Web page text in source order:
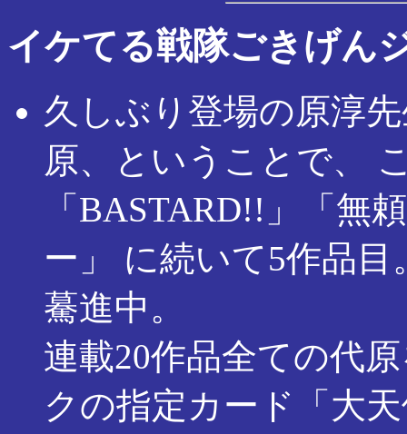
イケてる戦隊ごきげん
久しぶり登場の原淳
原、ということで、
「BASTARD!!」「無
ー」 に続いて5作品
驀進中。
連載20作品全ての代
クの指定カード「大